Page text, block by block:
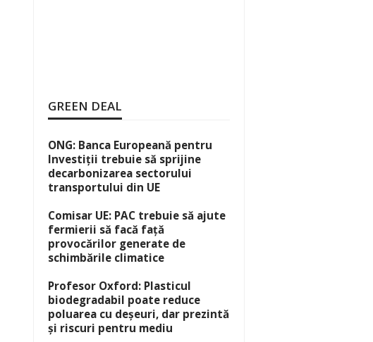
GREEN DEAL
ONG: Banca Europeană pentru
Investiții trebuie să sprijine
decarbonizarea sectorului
transportului din UE
Comisar UE: PAC trebuie să ajute
fermierii să facă față
provocărilor generate de
schimbările climatice
Profesor Oxford: Plasticul
biodegradabil poate reduce
poluarea cu deșeuri, dar prezintă
și riscuri pentru mediu